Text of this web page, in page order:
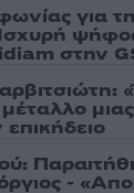
για
στην
-